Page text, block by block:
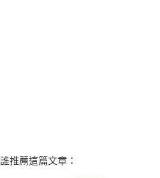
誰推薦這篇文章：